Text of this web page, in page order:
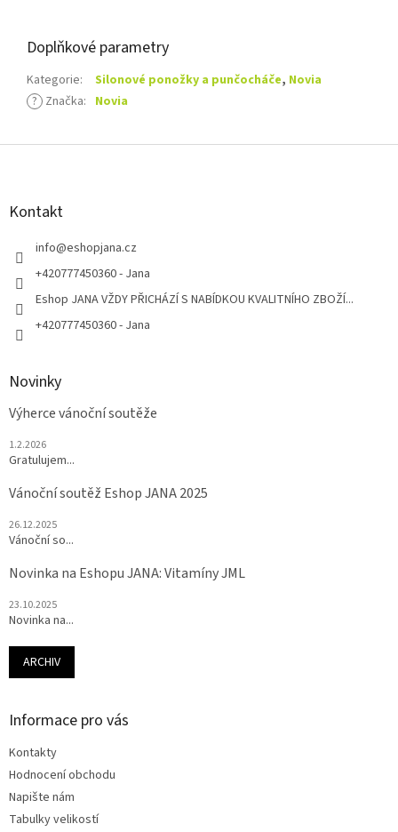
Doplňkové parametry
Kategorie: Silonové ponožky a punčocháče, Novia
? Značka: Novia
Z
Kontakt
info@eshopjana.cz
+420777450360 - Jana
Eshop JANA VŽDY PŘICHÁZÍ S NABÍDKOU KVALITNÍHO ZBOŽÍ...
+420777450360 - Jana
Novinky
Výherce vánoční soutěže
1.2.2026
Gratulujem...
Vánoční soutěž Eshop JANA 2025
26.12.2025
Vánoční so...
Novinka na Eshopu JANA: Vitamíny JML
23.10.2025
Novinka na...
ARCHIV
Informace pro vás
Kontakty
Hodnocení obchodu
Napište nám
Tabulky velikostí